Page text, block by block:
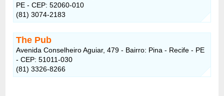
PE - CEP: 52060-010
(81) 3074-2183
The Pub
Avenida Conselheiro Aguiar, 479 - Bairro: Pina - Recife - PE
- CEP: 51011-030
(81) 3326-8266